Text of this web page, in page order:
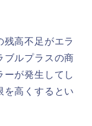
残高不足がエラ
ブルプラスの商
ーが発生してし
を高くするとい